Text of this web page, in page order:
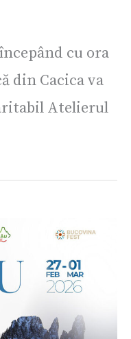
cu ora
din Cacica va
Atelierul